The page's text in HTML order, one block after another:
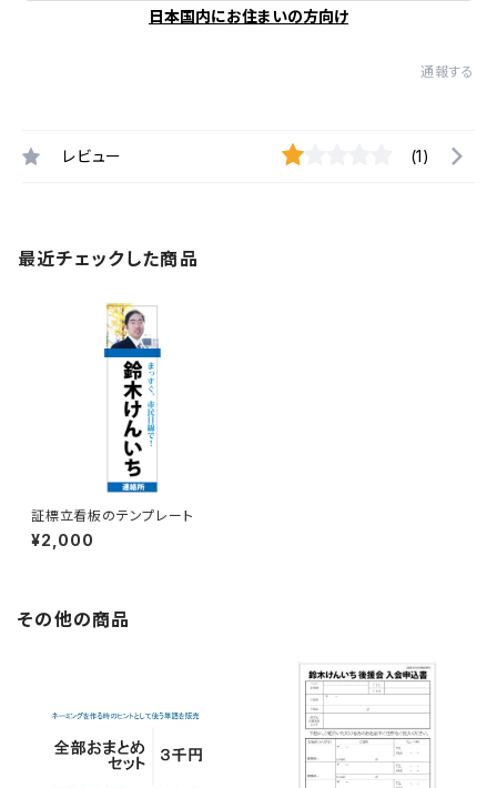
日本国内にお住まいの方向け
通報する
レビュー (1)
最近チェックした商品
証標立看板のテンプレート
¥2,000
その他の商品